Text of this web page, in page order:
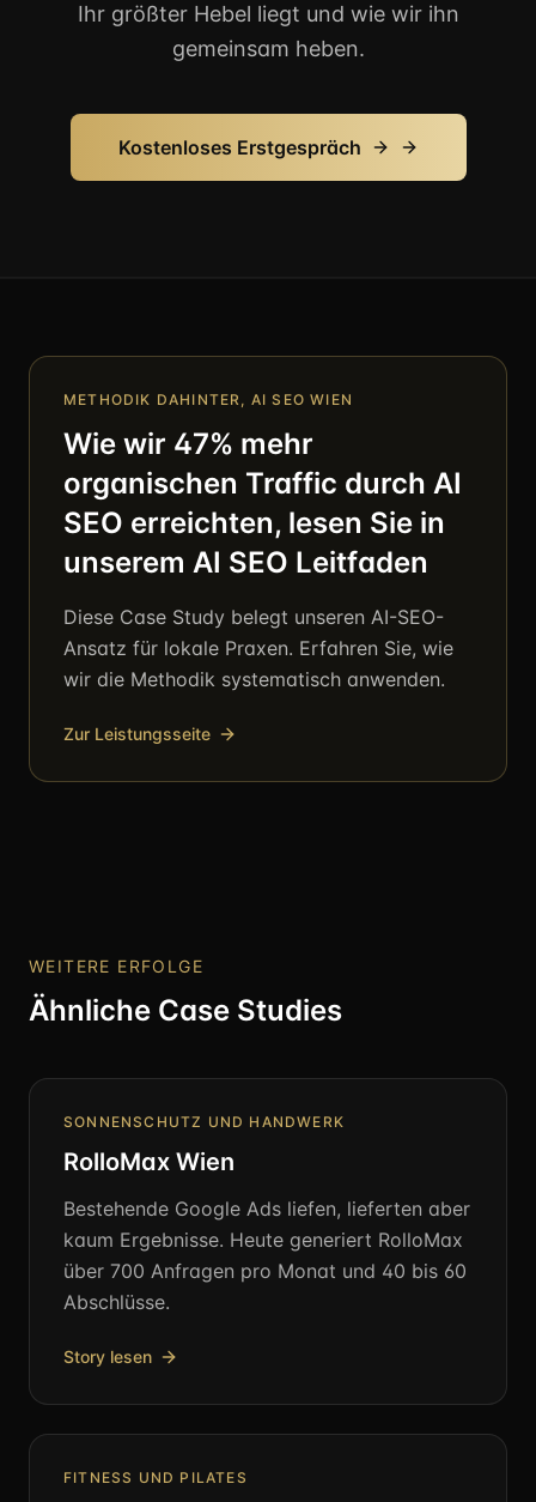
Ihr größter Hebel liegt und wie wir ihn
gemeinsam heben.
Kostenloses Erstgespräch
METHODIK DAHINTER, AI SEO WIEN
Wie wir 47% mehr
organischen Traffic durch AI
SEO erreichten, lesen Sie in
unserem AI SEO Leitfaden
Diese Case Study belegt unseren AI-SEO-
Ansatz für lokale Praxen. Erfahren Sie, wie
wir die Methodik systematisch anwenden.
Zur Leistungsseite
WEITERE ERFOLGE
Ähnliche Case Studies
SONNENSCHUTZ UND HANDWERK
RolloMax Wien
Bestehende Google Ads liefen, lieferten aber
kaum Ergebnisse. Heute generiert RolloMax
über 700 Anfragen pro Monat und 40 bis 60
Abschlüsse.
Story lesen
FITNESS UND PILATES